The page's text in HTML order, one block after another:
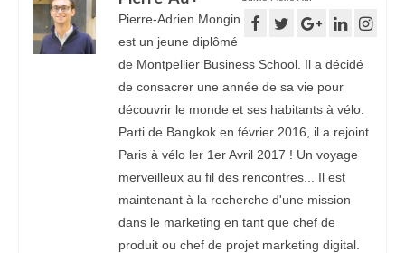
Pierre-Adrien Mongin
est un jeune diplômé
de Montpellier Business School. Il a décidé
de consacrer une année de sa vie pour
découvrir le monde et ses habitants à vélo.
Parti de Bangkok en février 2016, il a rejoint
Paris à vélo ler 1er Avril 2017 ! Un voyage
merveilleux au fil des rencontres... Il est
maintenant à la recherche d'une mission
dans le marketing en tant que chef de
produit ou chef de projet marketing digital.